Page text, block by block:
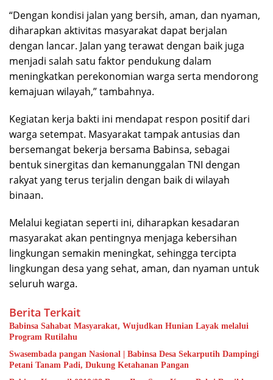
“Dengan kondisi jalan yang bersih, aman, dan nyaman,
diharapkan aktivitas masyarakat dapat berjalan
dengan lancar. Jalan yang terawat dengan baik juga
menjadi salah satu faktor pendukung dalam
meningkatkan perekonomian warga serta mendorong
kemajuan wilayah,” tambahnya.
Kegiatan kerja bakti ini mendapat respon positif dari
warga setempat. Masyarakat tampak antusias dan
bersemangat bekerja bersama Babinsa, sebagai
bentuk sinergitas dan kemanunggalan TNI dengan
rakyat yang terus terjalin dengan baik di wilayah
binaan.
Melalui kegiatan seperti ini, diharapkan kesadaran
masyarakat akan pentingnya menjaga kebersihan
lingkungan semakin meningkat, sehingga tercipta
lingkungan desa yang sehat, aman, dan nyaman untuk
seluruh warga.
Berita Terkait
Babinsa Sahabat Masyarakat, Wujudkan Hunian Layak melalui
Program Rutilahu
Swasembada pangan Nasional | Babinsa Desa Sekarputih Dampingi
Petani Tanam Padi, Dukung Ketahanan Pangan